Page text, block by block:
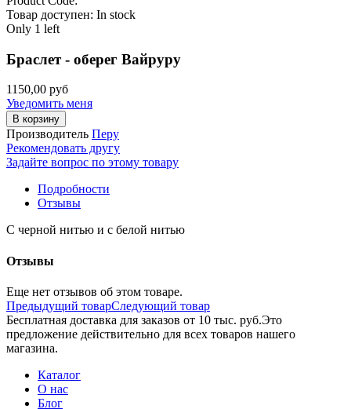
Товар доступен: In stock
Only 1 left
Браслет - оберег Вайруру
1150,00 руб
Уведомить меня
В корзину
Производитель Перу
Рекомендовать другу
Задайте вопрос по этому товару
Подробности
Отзывы
С черной нитью и с белой нитью
Отзывы
Еще нет отзывов об этом товаре.
Предыдущий товарСледующий товар
Бесплатная доставка для заказов от 10 тыс. руб.Это
предложение действительно для всех товаров нашего
магазина.
Каталог
О нас
Блог